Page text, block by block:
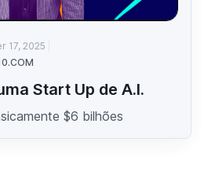
17, 2025
Start Up de A.I.
$6 bilhões